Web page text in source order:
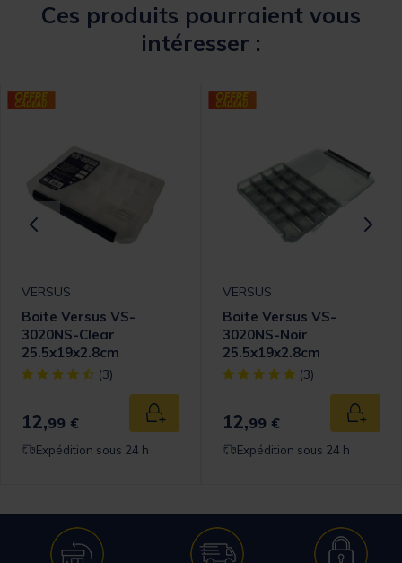
Ces produits pourraient vous
intéresser :
Rating
panier
VERSUS
Boite Versus VS-
3020NS-Clear
25.5x19x2.8cm
[object Object] out of 5 Customer Rating
(3)
12,99 € Ajouter au panier
Expédition sous 24 h
VERSUS
Boite Versus VS-
3020NS-Noir
25.5x19x2.8cm
[object Object] out of 5
(3)
12,99 €
Expédition sous 24 h